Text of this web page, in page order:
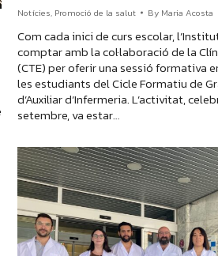
Notícies, Promoció de la salut By Maria Acosta
Com cada inici de curs escolar,
comptar amb la col·laboració de la
(CTE) per oferir una sessió formativa
les estudiants del Cicle Formatiu de
d’Auxiliar d’Infermeria. L’activitat,
setembre, va estar…